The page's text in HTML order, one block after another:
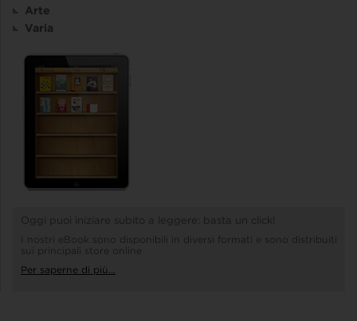
Arte
Varia
Oggi puoi iniziare subito a leggere: basta un click!
I nostri eBook sono disponibili in diversi formati e sono distribuiti
sui principali store online
Per saperne di più...